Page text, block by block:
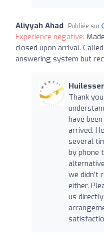
Aliyyah Ahad Publiée sur
Expérience négative:
closed upon arrival.
answering system but
Thank
have
arrived.
several
by phone
we didn’t
either.
us